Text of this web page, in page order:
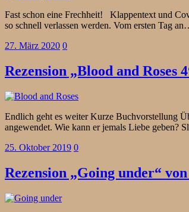
Fast schon eine Frechheit! Klappentext und
so schnell verlassen werden. Vom ersten Tag
27. März 2020 0
Rezension „Blood and Roses
Endlich geht es weiter Kurze Buchvorstellung
angewendet. Wie kann er jemals Liebe geben?
25. Oktober 2019 0
Rezension „Going under“